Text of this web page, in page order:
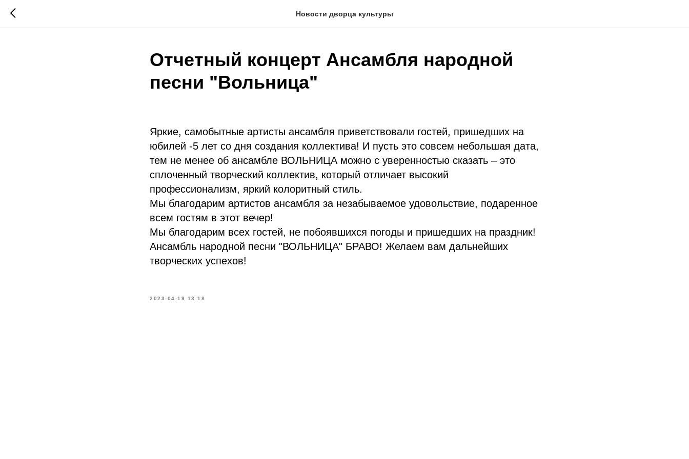
Новости дворца культуры
Отчетный концерт Ансамбля народной
песни "Вольница"
Яркие, самобытные артисты ансамбля приветствовали гостей, пришедших на
юбилей -5 лет со дня создания коллектива! И пусть это совсем небольшая дата,
тем не менее об ансамбле ВОЛЬНИЦА можно с уверенностью сказать – это
сплоченный творческий коллектив, который отличает высокий
профессионализм, яркий колоритный стиль.
Мы благодарим артистов ансамбля за незабываемое удовольствие, подаренное
всем гостям в этот вечер!
Мы благодарим всех гостей, не побоявшихся погоды и пришедших на праздник!
Ансамбль народной песни "ВОЛЬНИЦА" БРАВО! Желаем вам дальнейших
творческих успехов!
2023-04-19 13:18